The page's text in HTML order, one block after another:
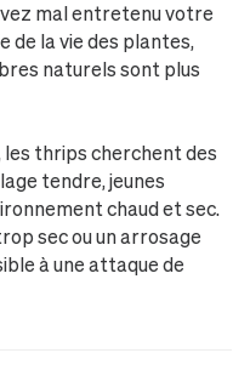
mal entretenu votre
la vie des plantes,
naturels sont plus
thrips cherchent des
tendre, jeunes
chaud et sec.
sec ou un arrosage
à une attaque de